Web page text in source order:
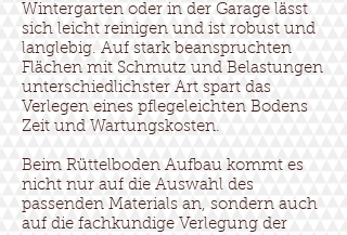
Wintergarten oder in der Garage lässt
sich leicht reinigen und ist robust und
langlebig. Auf stark beanspruchten
Flächen mit Schmutz und Belastungen
unterschiedlichster Art spart das
Verlegen eines pflegeleichten Bodens
Zeit und Wartungskosten.
Beim Rüttelboden Aufbau kommt es
nicht nur auf die Auswahl des
passenden Materials an, sondern auch
auf die fachkundige Verlegung der